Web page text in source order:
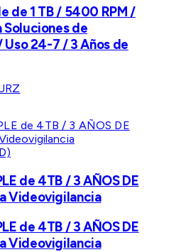
de 1 TB / 5400 RPM /
de
24-7 / 3 Años de
de 4TB / 3 AÑOS DE
Videovigilancia
de 4TB / 3 AÑOS DE
Videovigilancia